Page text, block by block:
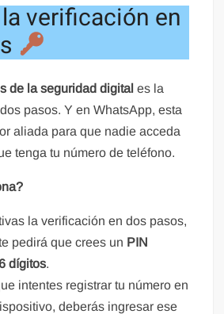
verificación en
de la seguridad digital es la
pasos. Y en WhatsApp, esta
aliada para que nadie acceda
tenga tu número de teléfono.
la verificación en dos pasos,
pedirá que crees un PIN
dígitos.
intentes registrar tu número en
deberás ingresar ese